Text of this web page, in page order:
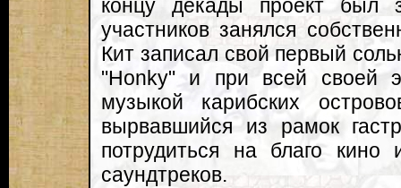
концу декады проект был
участников занялся
Кит записал свой первый
"Honky" и при всей своей
музыкой карибских
вырвавшийся из рамок
потрудиться на благо кино
саундтреков.